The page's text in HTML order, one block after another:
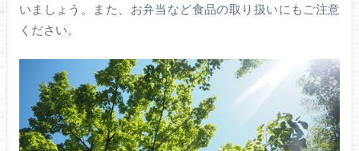
いましょう。また、お弁当など食品の取り扱いにもご注意
ください。